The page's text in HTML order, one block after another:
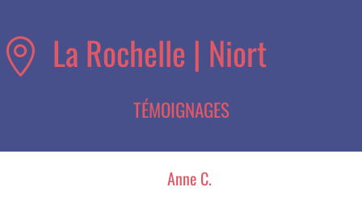
 La Rochelle | Niort
TÉMOIGNAGES
Anne C.